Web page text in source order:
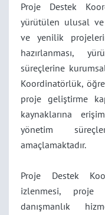
Proje Destek
yürütülen ulusal ve
ve yenilik
hazırlanması,
süreçlerine
Koordinatörlük,
proje geliştirme
kaynaklarına
yönetim
amaçlamaktadır.
Proje Destek
izlenmesi, proje
danışmanlık